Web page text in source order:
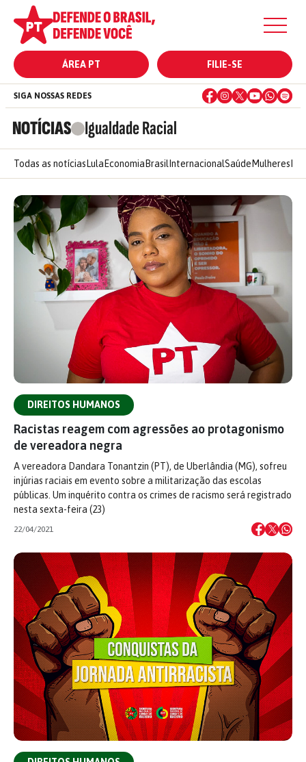
ÁREA PT FILIE-SE
NOTÍCIAS Igualdade Racial
SIGA NOSSAS REDES
Todas as notícias Lula Economia Brasil InternacionalSaúde Mulheres
DIREITOS HUMANOS
Racistas reagem com agressões ao protagonismo
de vereadora negra
A vereadora Dandara Tonantzin (PT), de Uberlândia (MG), sofreu
injúrias raciais em evento sobre a militarização das escolas
públicas. Um inquérito contra os crimes de racismo será registrado
nesta sexta-feira (23)
22/04/2021